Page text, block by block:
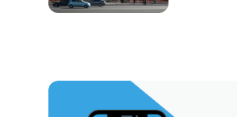
https://t.me/minskctvby